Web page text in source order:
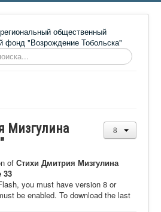
Мизгулина
of Стихи Дмитрия Мизгулина
33
you must have version 8 or
be enabled. To download the last